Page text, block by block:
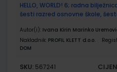
HELLO, WORLD! 6; radna
šesti razred osnovne škole,
Autor(i): Ivana Kirin Marinko
Nakladnik: PROFIL KLETT d.o.o.
DOM
SKU: 567241